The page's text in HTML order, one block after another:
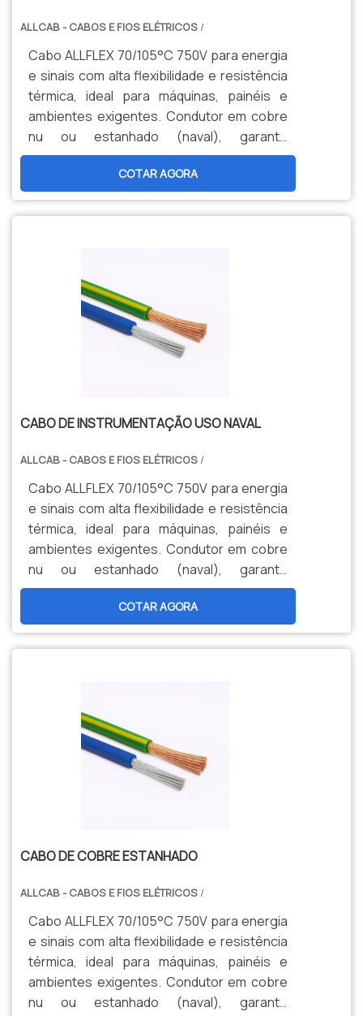
ALLCAB - CABOS E FIOS ELÉTRICOS /
Cabo ALLFLEX 70/105°C 750V para energia
e sinais com alta flexibilidade e resistência
térmica, ideal para máquinas, painéis e
ambientes exigentes. Condutor em cobre
nu ou estanhado (naval), garante
durabilidade, segurança e menor
manutenção. Opções personalizadas,
produção nacional e assistência técnica
especializada para sua indústria.
COTAR AGORA
CABO DE INSTRUMENTAÇÃO USO NAVAL
ALLCAB - CABOS E FIOS ELÉTRICOS /
Cabo ALLFLEX 70/105°C 750V para energia
e sinais com alta flexibilidade e resistência
térmica, ideal para máquinas, painéis e
ambientes exigentes. Condutor em cobre
nu ou estanhado (naval), garante
durabilidade, segurança e menor
manutenção. Opções personalizadas,
produção nacional e assistência técnica
especializada para sua indústria.
COTAR AGORA
CABO DE COBRE ESTANHADO
ALLCAB - CABOS E FIOS ELÉTRICOS /
Cabo ALLFLEX 70/105°C 750V para energia
e sinais com alta flexibilidade e resistência
térmica, ideal para máquinas, painéis e
ambientes exigentes. Condutor em cobre
nu ou estanhado (naval), garante